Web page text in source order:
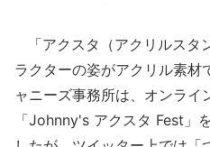
「アクスタ（アクリルスタ
ラクターの姿がアクリル素材
ャニーズ事務所は、オンライ
「Johnny's アクスタ Fest」